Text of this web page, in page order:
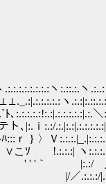
ヽ:.::.:.ヽ
ヽ
＼
ｉ:.:/
う
八
.:.:.:/